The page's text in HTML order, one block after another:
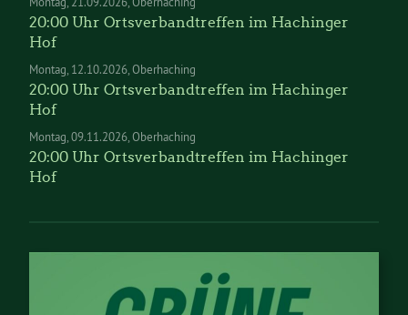
20:00 Uhr Ortsverbandtreffen im Hachinger
Hof
Montag 12.10.2026 Oberhaching
20:00 Uhr Ortsverbandtreffen im Hachinger
Hof
Montag 09.11.2026 Oberhaching
20:00 Uhr Ortsverbandtreffen im Hachinger
Hof